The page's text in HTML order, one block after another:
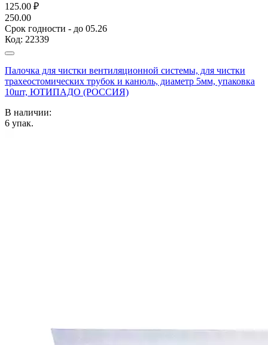
125.00 ₽
250.00
Срок годности - до 05.26
Код: 22339
Палочка для чистки вентиляционной системы, для чистки
трахеостомических трубок и канюль, диаметр 5мм, упаковка
10шт, ЮТИПАДО (РОССИЯ)
В наличии:
6 упак.